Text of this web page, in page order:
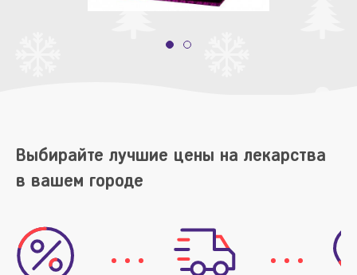
Выбирайте лучшие цены на лекарства
в вашем городе